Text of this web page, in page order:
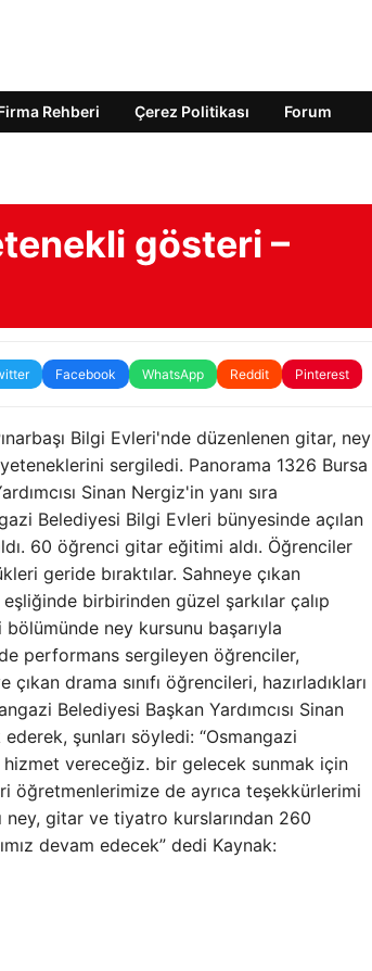
Rehberi Çerez Politikası Forum
gösteri –
Facebook WhatsApp Reddit Pinterest
Bilgi Evleri'nde düzenlenen gitar, ney
sergiledi. Panorama 1326 Bursa
Sinan Nergiz'in yanı sıra
Belediyesi Bilgi Evleri bünyesinde açılan
60 öğrenci gitar eğitimi aldı. Öğrenciler
geride bıraktılar. Sahneye çıkan
birbirinden güzel şarkılar çalıp
ney kursunu başarıyla
performans sergileyen öğrenciler,
drama sınıfı öğrencileri, hazırladıkları
Belediyesi Başkan Yardımcısı Sinan
şunları söyledi: “Osmangazi
vereceğiz. bir gelecek sunmak için
öğretmenlerimize de ayrıca teşekkürlerimi
ney, gitar ve tiyatro kurslarından 260
devam edecek” dedi Kaynak: